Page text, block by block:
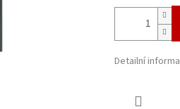
Detailní